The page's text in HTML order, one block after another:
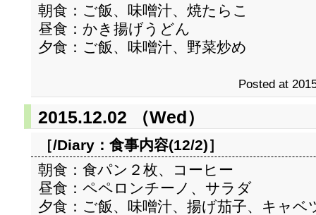
朝食：ご飯、味噌汁、焼たらこ
昼食：かき揚げうどん
夕食：ご飯、味噌汁、野菜炒め
Posted at
2015.12.02 （Wed）
［/Diary： 食事内容(12/2)］
朝食：食パン２枚、コーヒー
昼食：ペペロンチーノ、サラダ
夕食：ご飯、味噌汁、揚げ茄子、キャベ